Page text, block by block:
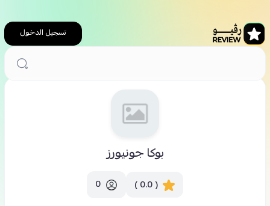
تسجيل الدخول
بوكا جونيورز
( 0.0 )
0